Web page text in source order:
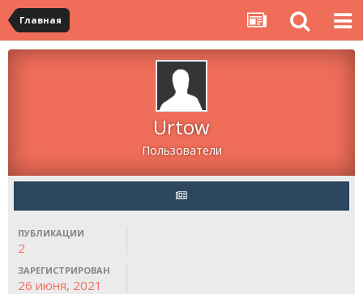
Главная
Urtow
Пользователи
ПУБЛИКАЦИИ
2
ЗАРЕГИСТРИРОВАН
26 июня, 2021